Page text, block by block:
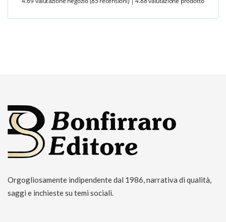
Orgogliosamente indipendente dal 1986, narrativa di qualità,
saggi e inchieste su temi sociali.